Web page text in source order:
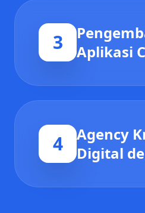
3
Aplikasi
Digital
4
Agency
Digital
Premium